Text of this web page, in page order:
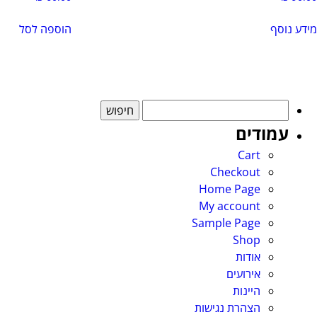
מידע נוסף הוספה לסל
עמודים
Cart
Checkout
Home Page
My account
Sample Page
Shop
אודות
אירועים
היינות
הצהרת נגישות